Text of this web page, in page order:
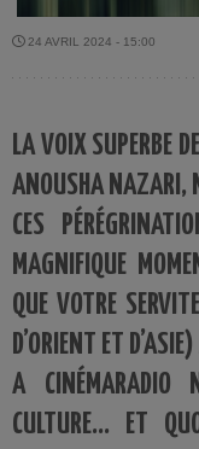
24 AVRIL 2024 - 15:00
LA VOIX SUPERBE
ANOUSHA NAZARI,
CES
MAGNIFIQUE
QUE VOTRE
D’ORIENT ET
A CINÉMARADIO
CULTURE… ET